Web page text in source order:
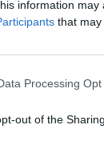
information
that may
Processing
out of the
móvil con
y con